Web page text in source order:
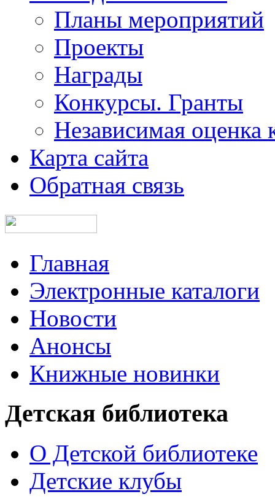
Планы мероприятий
Проекты
Награды
Конкурсы. Гранты
Независимая оценка
Карта сайта
Обратная связь
Главная
Электронные каталоги
Новости
Анонсы
Книжные новинки
Детская библиотека
О Детской библиотеке
Детские клубы